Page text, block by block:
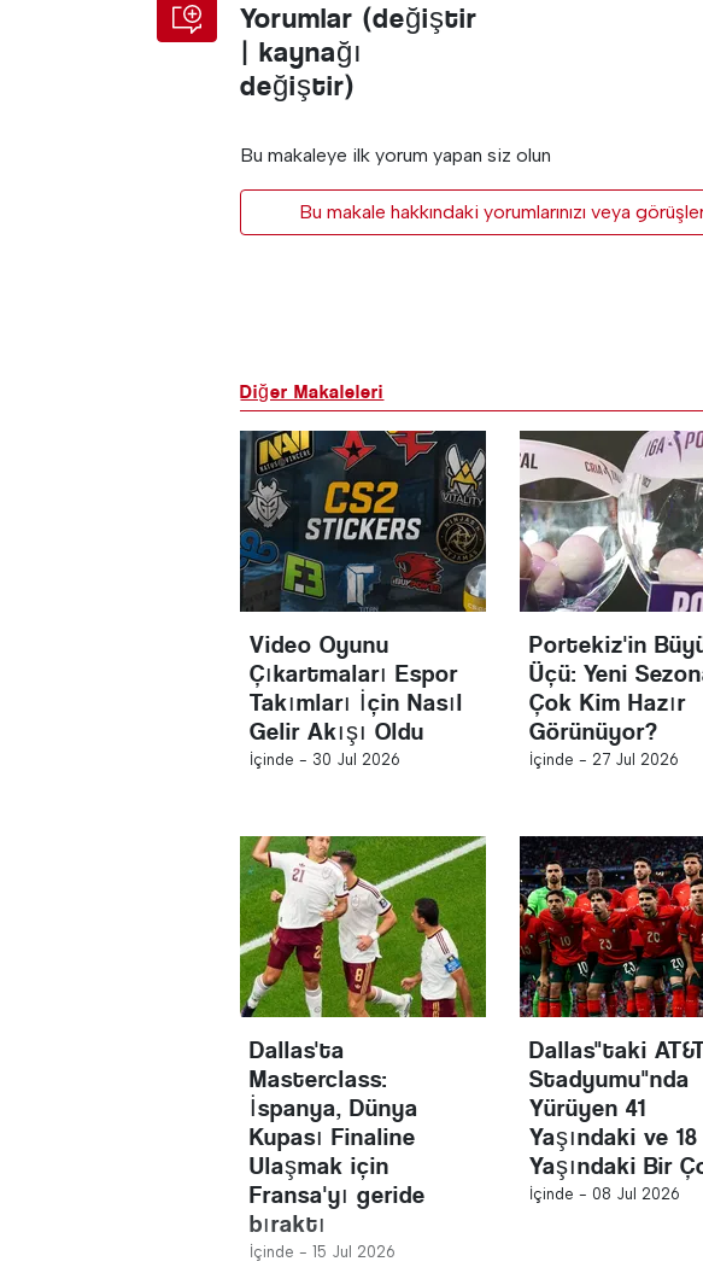
Yorumlar (değiştir
| kaynağı
değiştir)
Bu makaleye ilk yorum yapan siz olun
Bu makale hakkındaki yorumlarınızı veya
Diğer Makaleleri
Video Oyunu
Çıkartmaları Espor
Takımları İçin Nasıl
Gelir Akışı Oldu
İçinde - 30 Jul 2026
Portekiz'in
Üçü: Yeni
Çok Kim Hazır
Görünüyor?
İçinde - 27 Jul 2026
Dallas'ta
Masterclass:
İspanya, Dünya
Kupası Finaline
Ulaşmak için
Fransa'yı geride
bıraktı
İçinde -15 Jul 2026
Dallas"taki
Stadyumu"nda
Yürüyen 41
Yaşındaki ve 18
Yaşındaki Bir
İçinde - 08 Jul 2026